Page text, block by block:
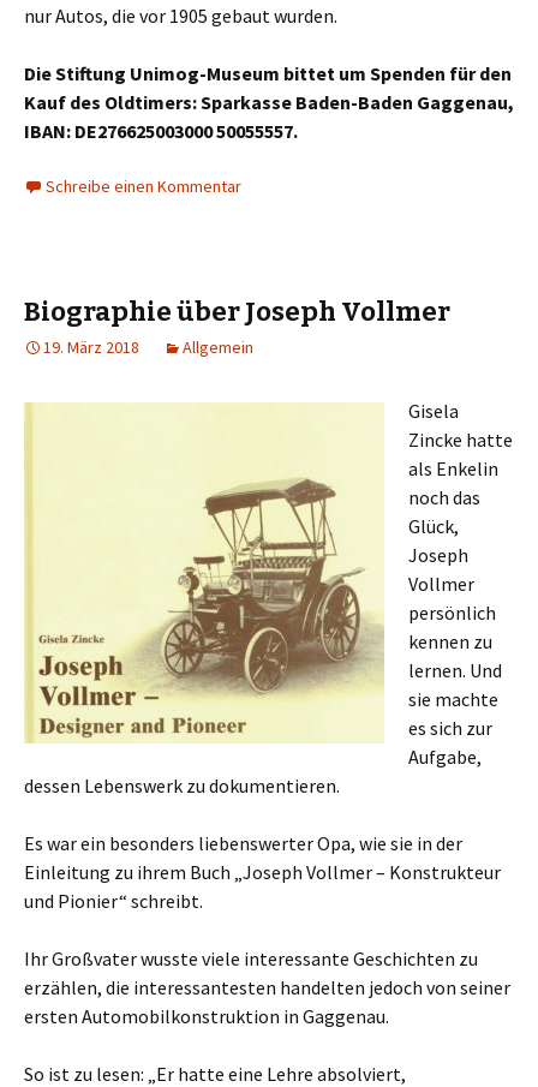
nur Autos, die vor 1905 gebaut wurden.
Die Stiftung Unimog-Museum bittet um Spenden für den
Kauf des Oldtimers: Sparkasse Baden-Baden Gaggenau,
IBAN: DE276625003000 50055557.
Schreibe einen Kommentar
Biographie über Joseph Vollmer
19. März 2018 Allgemein
Gisela
Zincke hatte
als Enkelin
noch das
Glück,
Joseph
Vollmer
persönlich
kennen zu
lernen. Und
sie machte
es sich zur
Aufgabe,
dessen Lebenswerk zu dokumentieren.
Es war ein besonders liebenswerter Opa, wie sie in der
Einleitung zu ihrem Buch „Joseph Vollmer – Konstrukteur
und Pionier“ schreibt.
Ihr Großvater wusste viele interessante Geschichten zu
erzählen, die interessantesten handelten jedoch von seiner
ersten Automobilkonstruktion in Gaggenau.
So ist zu lesen: „Er hatte eine Lehre absolviert,